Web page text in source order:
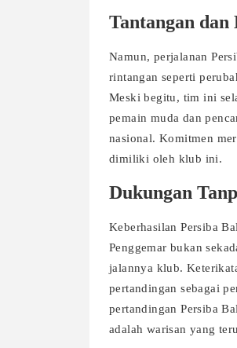
Tantangan
Namun, perjalanan
rintangan seperti
Meski begitu, tim ini
pemain muda dan
nasional. Komitmen
dimiliki oleh klub ini.
Dukungan
Keberhasilan Persiba
Penggemar bukan
jalannya klub.
pertandingan sebagai
pertandingan Persiba
adalah warisan yang